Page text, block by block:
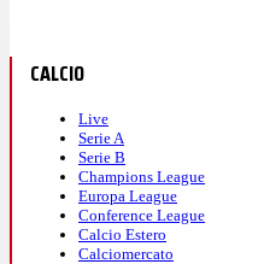
CALCIO
Live
Serie A
Serie B
Champions League
Europa League
Conference League
Calcio Estero
Calciomercato